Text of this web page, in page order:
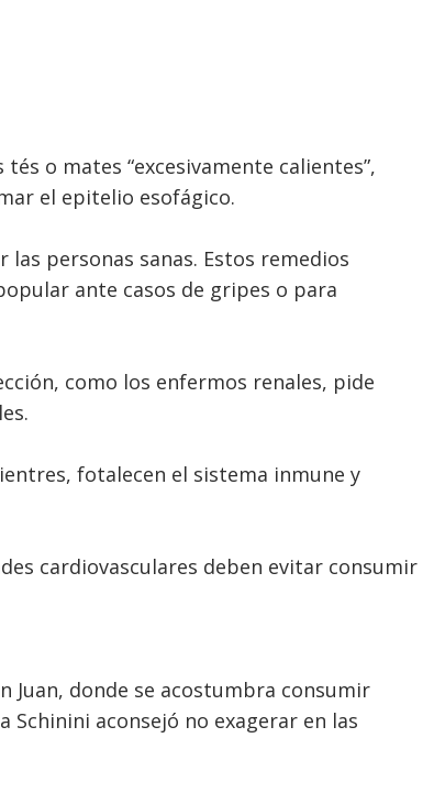
o mates “excesivamente calientes”,
el epitelio esofágico.
personas sanas. Estos remedios
ante casos de gripes o para
como los enfermos renales, pide
fotalecen el sistema inmune y
cardiovasculares deben evitar consumir
Juan, donde se acostumbra consumir
aconsejó no exagerar en las